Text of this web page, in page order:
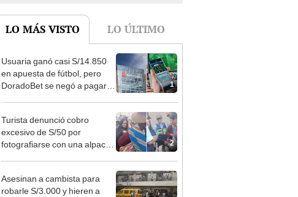
LO MÁS VISTO LO ÚLTIMO
1
Usuaria ganó casi S/14.850
en apuesta de fútbol, pero
DoradoBet se negó a pagar:
2
Turista denunció cobro
excesivo de S/50 por
fotografiarse con una alpaca
Asesinan a cambista para
robarle S/3.000 y hieren a